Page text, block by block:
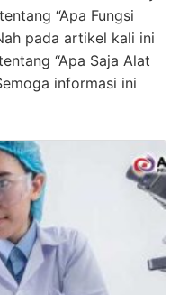
“Apa Fungsi
pada artikel kali ini
“Apa Saja Alat
informasi ini